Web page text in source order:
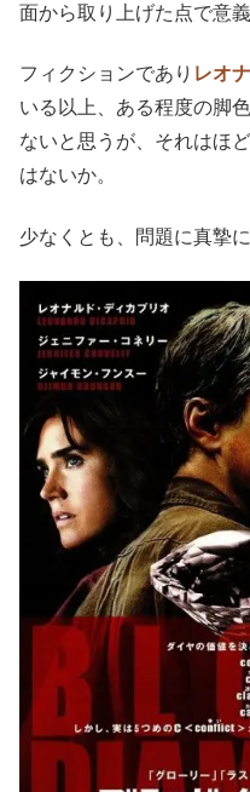
面から取り上げた点で意義
フィクションであり レオ
いる以上、ある程度の脚
ないと思うが、それはほ
はないか。
少なくとも、問題に真摯